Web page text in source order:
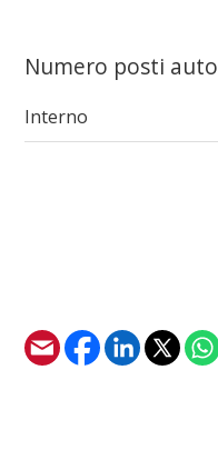
Numero posti auto
Interno